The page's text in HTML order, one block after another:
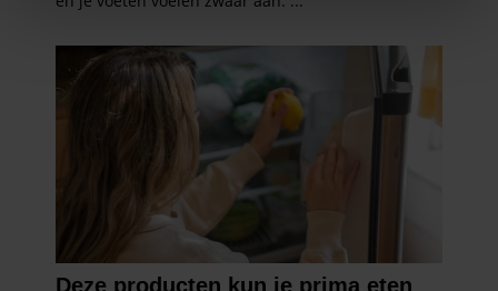
personaliseren, om functies voor social media te bieden
en om ons websiteverkeer te analyseren. Ook delen we
informatie over uw gebruik van onze site met onze
partners voor social media, adverteren en analyse. Deze
partners kunnen deze gegevens combineren met andere
informatie die u aan ze heeft verstrekt of die ze hebben
verzameld op basis van uw gebruik van hun services. U
gaat akkoord met onze cookies als u onze website blijft
gebruiken.